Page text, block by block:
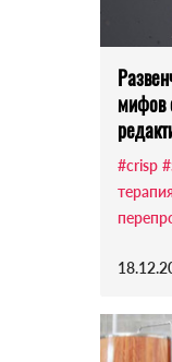
мифов
#crisp
терапия